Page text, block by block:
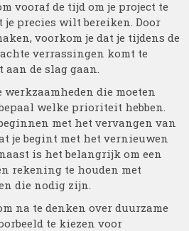
vooraf de tijd om je project te
precies wilt bereiken. Door
voorkom je dat je tijdens de
verrassingen komt te
de slag gaan.
die moeten
welke prioriteit hebben.
met het vervangen van
je begint met het vernieuwen
is het belangrijk om een
rekening te houden met
die nodig zijn.
na te denken over duurzame
te kiezen voor